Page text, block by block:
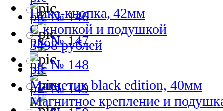
№ 146
№ 147
№ 148
№ 149
Ника-кнопка, 42мм
С кнопкой и подушкой
3498 рублей
Магнетик black edition, 40мм
Магнитное крепление и